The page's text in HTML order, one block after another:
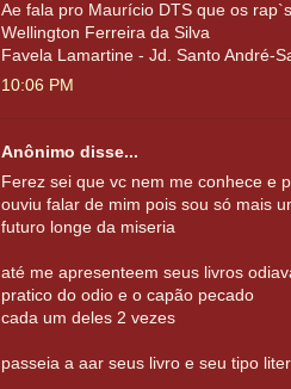
Ae fala pro Maurício DTS que os
Wellington Ferreira da Silva
Favela Lamartine - Jd. Santo André-
10:06 PM
Anônimo disse...
Ferez sei que vc nem me conhece e
ouviu falar de mim pois sou só mais
futuro longe da miseria
até me apresenteem seus livros
pratico do odio e o capão pecado
cada um deles 2 vezes
passeia a aar seus livro e seu tipo